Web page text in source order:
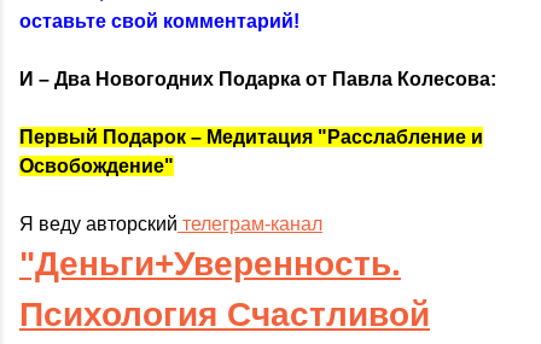
оставьте свой комментарий!
И – Два Новогодних Подарка от Павла Колесова:
Первый Подарок – Медитация "Расслабление и
Освобождение"
Я веду авторский телеграм-канал
"Деньги+Уверенность.
Психология Счастливой